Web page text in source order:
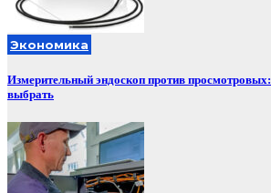
Экономика
Измерительный эндоскоп против
выбрать